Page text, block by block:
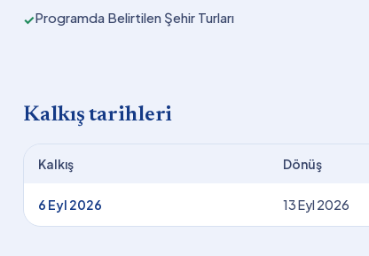
✓Programda Belirtilen Şehir Turları
Kalkış tarihleri
Kalkış Dönüş
6 Eyl 2026 13 Eyl 2026